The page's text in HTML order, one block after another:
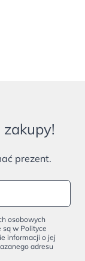
prezent.
osobowych
są w Polityce
informacji o jej
adresu